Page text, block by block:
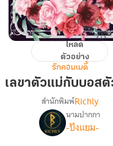
แม่
โหลด
ตัวอย่าง
รักคอมเมดี้
เลขาตัวแม่กับบอส
เรื่อง
เลขา
สำนักพิมพ์Richly
นามปากกา
-ปังแยม-